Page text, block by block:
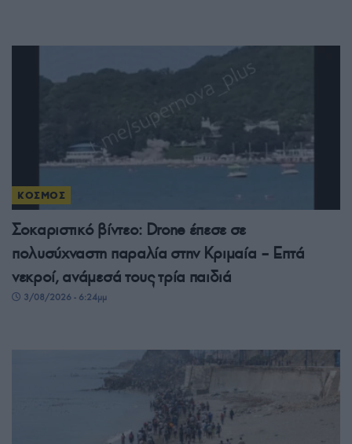
ΚΟΣΜΟΣ
Σοκαριστικό βίντεο: Drone έπεσε σε
πολυσύχναστη παραλία στην Κριμαία – Επτά
νεκροί, ανάμεσά τους τρία παιδιά
3/08/2026 - 6:24μμ